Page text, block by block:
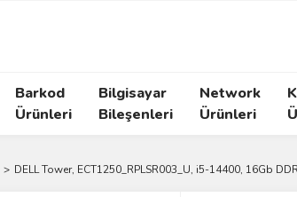
Barkod
Ürünleri
Bilgisayar
Bileşenleri
Network
Ürünleri
DELL Tower, ECT1250_RPLSR003_U, i5-14400, 16Gb